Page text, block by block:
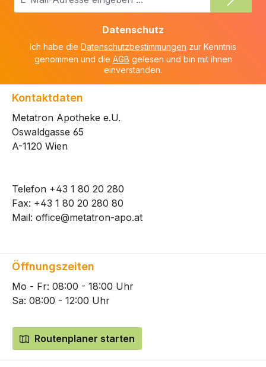
Datenschutz
Ich habe die Datenschutzbestimmungen zur Kenntnis
genommen und die AGB gelesen und bin mit ihnen
einverstanden.
Kontaktdaten
Metatron Apotheke e.U.
Oswaldgasse 65
A-1120 Wien
Telefon +43 1 80 20 280
Fax: +43 1 80 20 280 80
Mail: office@metatron-apo.at
Öffnungszeiten
Mo - Fr: 08:00 - 18:00 Uhr
Sa: 08:00 - 12:00 Uhr
Routenplaner starten